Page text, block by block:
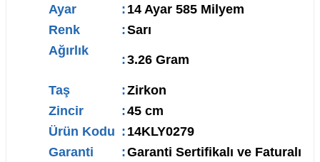
Ayar
: 14 Ayar 585 Milyem
Renk
:Sarı
Ağırlık
:3.26 Gram
Taş :Zirkon
Zincir
:45 cm
Ürün Kodu : 14KLY0279
Garanti
:Garanti Sertifikalı ve Faturalı